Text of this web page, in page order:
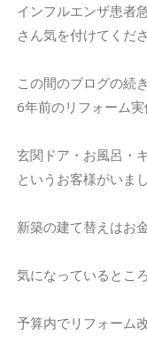
インフルエンザ患者
さん気を付けてくださ
この間のブログの続
6年前のリフォーム実
玄関ドア・お風呂・
というお客様がいまし
新築の建て替えはお
気になっているとこ
予算内でリフォーム